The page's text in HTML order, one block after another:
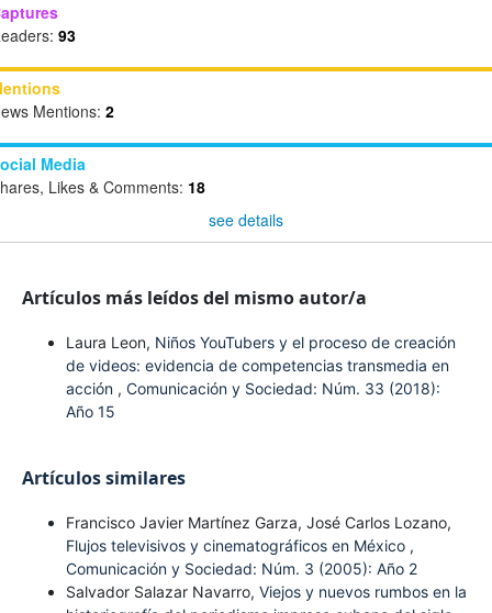
93
Mentions: 2
Media
Likes & Comments: 18
see details
Artículos más leídos del mismo autor/a
Laura Leon, Niños YouTubers y el proceso de creación
de videos: evidencia de competencias transmedia en
acción , Comunicación y Sociedad: Núm. 33 (2018):
Año 15
Artículos similares
Francisco Javier Martínez Garza, José Carlos Lozano,
Flujos televisivos y cinematográficos en México ,
Comunicación y Sociedad: Núm. 3 (2005): Año 2
Salvador Salazar Navarro, Viejos y nuevos rumbos en la